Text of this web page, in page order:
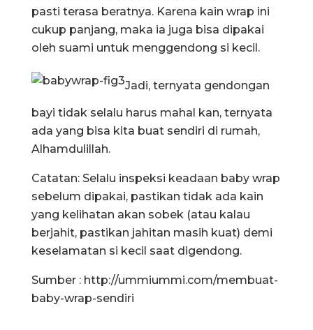
pasti terasa beratnya. Karena kain wrap ini
cukup panjang, maka ia juga bisa dipakai
oleh suami untuk menggendong si kecil.
Jadi, ternyata gendongan
bayi tidak selalu harus mahal kan, ternyata
ada yang bisa kita buat sendiri di rumah,
Alhamdulillah.
Catatan: Selalu inspeksi keadaan baby wrap
sebelum dipakai, pastikan tidak ada kain
yang kelihatan akan sobek (atau kalau
berjahit, pastikan jahitan masih kuat) demi
keselamatan si kecil saat digendong.
Sumber : http://ummiummi.com/membuat-
baby-wrap-sendiri